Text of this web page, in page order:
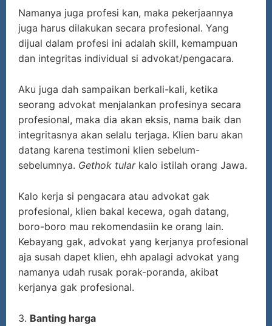
Namanya juga profesi kan, maka pekerjaannya
juga harus dilakukan secara profesional. Yang
dijual dalam profesi ini adalah skill, kemampuan
dan integritas individual si advokat/pengacara.
Aku juga dah sampaikan berkali-kali, ketika
seorang advokat menjalankan profesinya secara
profesional, maka dia akan eksis, nama baik dan
integritasnya akan selalu terjaga. Klien baru akan
datang karena testimoni klien sebelum-
sebelumnya. Gethok tularkalo istilah orang Jawa.
Kalo kerja si pengacara atau advokat gak
profesional, klien bakal kecewa, ogah datang,
boro-boro mau rekomendasiin ke orang lain.
Kebayang gak, advokat yang kerjanya profesional
aja susah dapet klien, ehh apalagi advokat yang
namanya udah rusak porak-poranda, akibat
kerjanya gak profesional.
3. Banting harga